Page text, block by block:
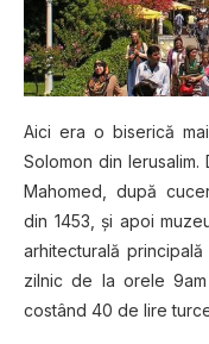
Aici era o biserică
Solomon din
Mahomed, după
din 1453, şi apoi
arhitecturală
zilnic de la orele
costând 40 de lire